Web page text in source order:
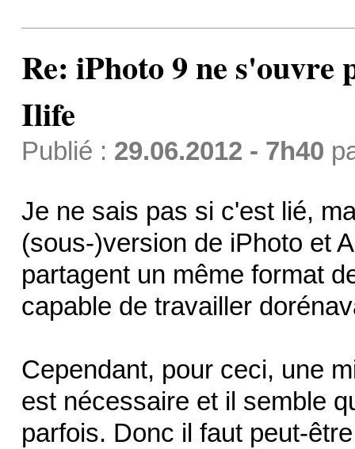
Re: iPhoto 9 ne s'ouvre
Ilife
Publié : 29.06.2012 - 7h40
Je ne sais pas si c'est lié,
(sous-)version de iPhoto et
partagent un même format
capable de travailler
Cependant, pour ceci, une
est nécessaire et il semble
parfois. Donc il faut peut-